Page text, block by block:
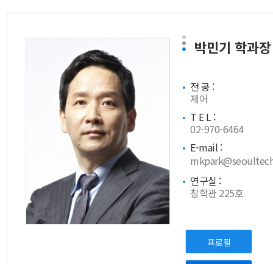
박민기 학과장
전 공 :
제어
T E L :
02-970-6464
E-mail :
연구실 :
창학관 225호
프로필